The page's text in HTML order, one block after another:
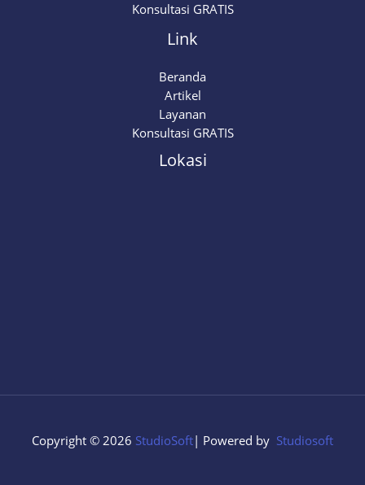
Konsultasi GRATIS
Link
Beranda
Artikel
Layanan
Konsultasi GRATIS
Lokasi
Copyright © 2026 StudioSoft| Powered by Studiosoft